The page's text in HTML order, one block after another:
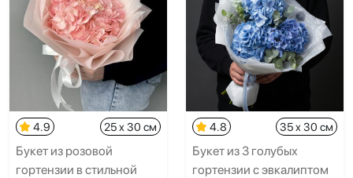
4.9 25 x 30 см
Букет из розовой
гортензии в стильной
4.8 35 x 30 см
Букет из 3 голубых
гортензии с эвкалиптом